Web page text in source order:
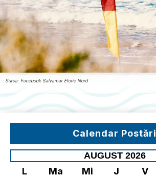
Sursa: Facebook Salvamar Eforie Nord
Calendar Postări
AUGUST 2026
L Ma Mi J V